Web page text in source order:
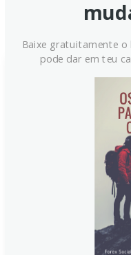
Notícias
PBOC fixa a
USD/CNY
O Banco Popular da
USD/CNY em
destacando a gestão
uma banda de
liquidez com Repos
líquida de 236,1
Baixe gratuitamente o
pode dar em teu